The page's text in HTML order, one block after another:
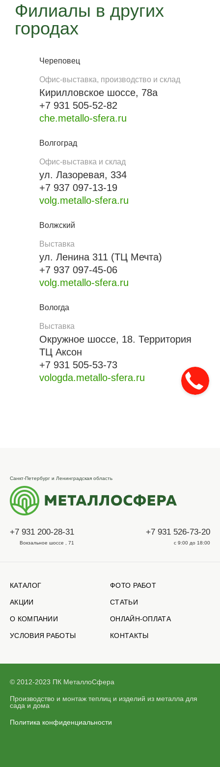
Филиалы в других
городах
Череповец
Офис-выставка, производство и склад
Кирилловское шоссе, 78а
+7 931 505-52-82
che.metallo-sfera.ru
Волгоград
Офис-выставка и склад
ул. Лазоревая, 334
+7 937 097-13-19
volg.metallo-sfera.ru
Волжский
Выставка
ул. Ленина 311 (ТЦ Мечта)
+7 937 097-45-06
volg.metallo-sfera.ru
Вологда
Выставка
Окружное шоссе, 18. Территория
ТЦ Аксон
+7 931 505-53-73
vologda.metallo-sfera.ru
Санкт-Петербург и Ленинградская область
+7 931 200-28-31
Вокзальное шоссе , 71
+7 931 526-73-20
с 9:00 до 18:00
КАТАЛОГ
АКЦИИ
О КОМПАНИИ
УСЛОВИЯ РАБОТЫ
ФОТО РАБОТ
СТАТЬИ
ОНЛАЙН-ОПЛАТА
КОНТАКТЫ
© 2012-2023 ПК МеталлоСфера
Политика конфиденциальности
Производство и монтаж теплиц и изделий из металла для
сада и дома